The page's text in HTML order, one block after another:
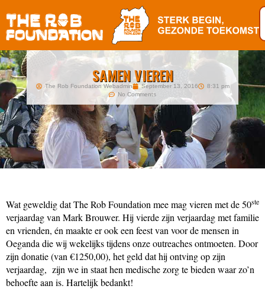
SAMEN VIEREN
The Rob Foundation Webadmin September 13, 2016
8:31 pm
No Comments
Wat geweldig dat The Rob Foundation mee mag vieren met de 50ste
verjaardag van Mark Brouwer. Hij vierde zijn verjaardag met familie
en vrienden, én maakte er ook een feest van voor de mensen in
Oeganda die wij wekelijks tijdens onze outreaches ontmoeten. Door
zijn donatie (van €1250,00), het geld dat hij ontving op zijn
verjaardag, zijn we in staat hen medische zorg te bieden waar zo’n
behoefte aan is. Hartelijk bedankt!